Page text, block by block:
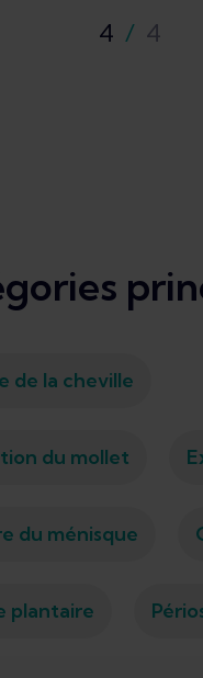
4 / 4
de la cheville
du mollet
du ménisque
plantaire